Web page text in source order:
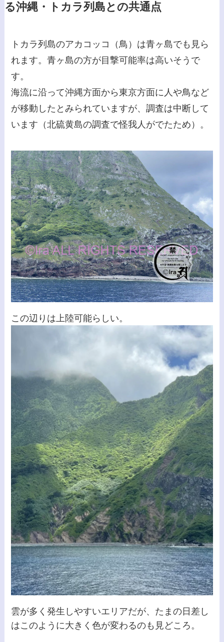
る沖縄・トカラ列島との共通点
トカラ列島のアカコッコ（鳥）は青ヶ島でも見ら
れます。青ヶ島の方が目撃可能率は高いそうで
す。
海流に沿って沖縄方面から東京方面に人や鳥など
が移動したとみられていますが、調査は中断して
います（北硫黄島の調査で怪我人がでたため）。
この辺りは上陸可能らしい。
雲が多く発生しやすいエリアだが、たまの日差し
はこのように大きく色が変わるのも見どころ。